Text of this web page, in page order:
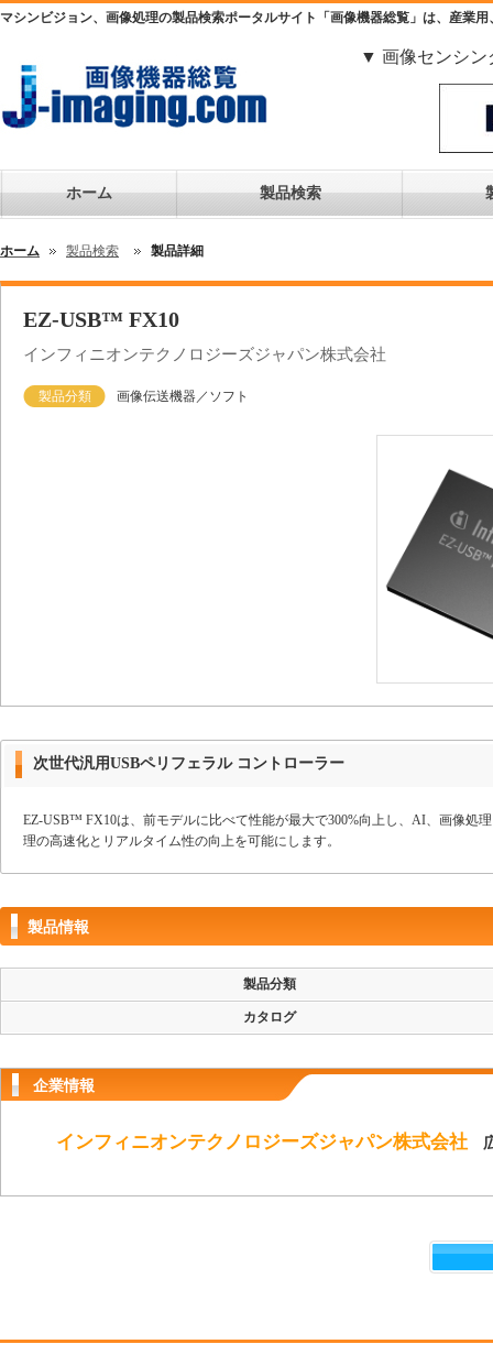
マシンビジョン、画像処理の製品検索ポータルサイト「画像機器総覧」は、産業
▼ 画像センシ
ホーム 製品検索
ホーム 製品検索 製品詳細
EZ-USB™ FX10
インフィニオンテクノロジーズジャパン株式会社
製品分類 画像伝送機器／ソフト
次世代汎用USBペリフェラル コントローラー
EZ-USB™ FX10は、前モデルに比べて性能が最大で300%向上し、AI、画像処
理の高速化とリアルタイム性の向上を可能にします。
製品情報
製品分類
カタログ
企業情報
インフィニオンテクノロジーズジャパン株式会社